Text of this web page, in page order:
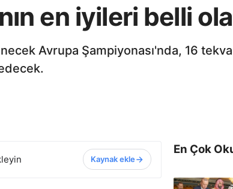
en iyileri belli
Avrupa Şampiyonası'nda, 16
Kaynak ekle
En Çok